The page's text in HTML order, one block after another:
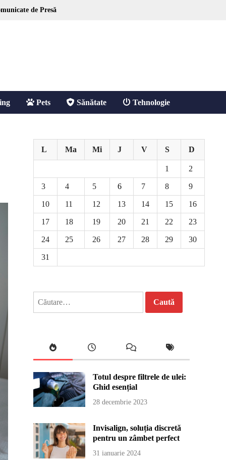
de Presă
Pets Sănătate Tehnologie
L Ma Mi J V S D
1 2
3 4 5 6 7 8 9
10 11 12 13 14 15 16
17 18 19 20 21 22 23
24 25 26 27 28 29 30
31
Totul despre filtrele de ulei:
Ghid esențial
28 decembrie 2023
Invisalign, soluția discretă
pentru un zâmbet perfect
31 ianuarie 2024